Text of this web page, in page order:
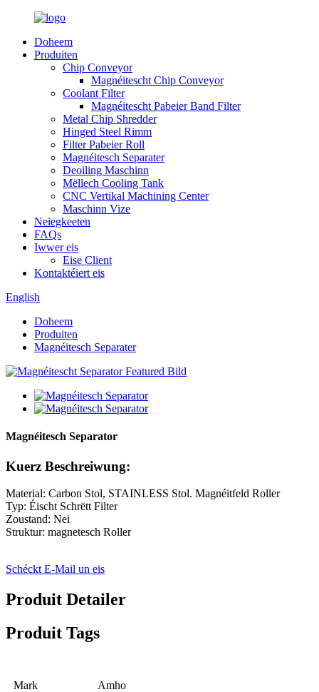
Doheem
Produiten
Chip Conveyor
Magnéitescht Chip Conveyor
Coolant Filter
Magnéitescht Pabeier Band Filter
Metal Chip Shredder
Hinged Steel Rimm
Filter Pabeier Roll
Magnéitesch Separater
Deoiling Maschinn
Mëllech Cooling Tank
CNC Vertikal Machining Center
Maschinn Vize
Neiegkeeten
FAQs
Iwwer eis
Eise Client
Kontaktéiert eis
English
Doheem
Produiten
Magnéitesch Separater
Magnéitesch Separator
Kuerz Beschreiwung:
Material: Carbon Stol, STAINLESS Stol. Magnéitfeld Roller
Typ: Éischt Schrëtt Filter
Zoustand: Nei
Struktur: magnetesch Roller
Schéckt E-Mail un eis
Produit Detailer
Produit Tags
Mark
Amho